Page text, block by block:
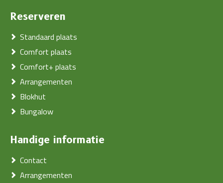
Reserveren
Standaard plaats
Comfort plaats
Comfort+ plaats
Arrangementen
Blokhut
Bungalow
Handige informatie
Contact
Arrangementen